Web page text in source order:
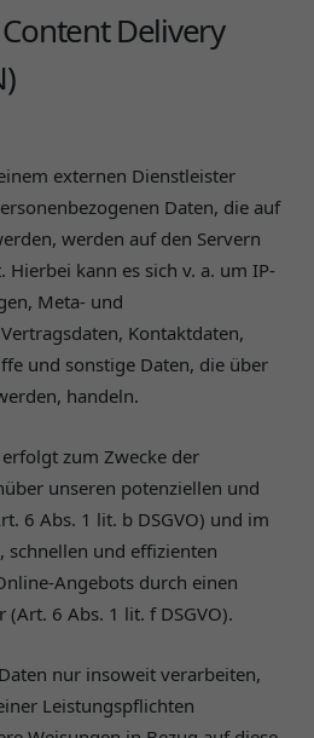
Delivery
externen Dienstleister
Daten, die auf
werden auf den Servern
Hierbei kann es sich v. a. um IP-
Meta- und
Kontaktdaten,
und sonstige Daten, die über
handeln.
zum Zwecke der
unseren potenziellen und
6 Abs. 1 lit. b DSGVO) und im
schnellen und effizienten
Angebots durch einen
6 Abs. 1 lit. f DSGVO).
nur insoweit verarbeiten,
Leistungspflichten